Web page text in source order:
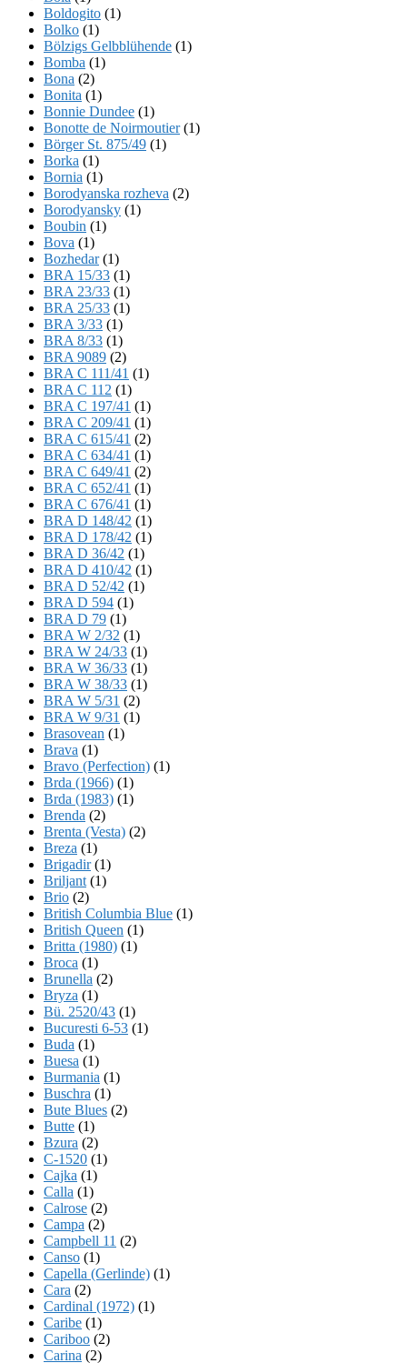
Boldogito (1)
Bolko (1)
Bölzigs Gelbblühende (1)
Bomba (1)
Bona (2)
Bonita (1)
Bonnie Dundee (1)
Bonotte de Noirmoutier(1)
Börger St. 875/49 (1)
Borka (1)
Bornia (1)
Borodyanska rozheva (2)
Borodyansky (1)
Boubin (1)
Bova (1)
Bozhedar(1)
BRA 15/33 (1)
BRA 23/33 (1)
BRA 25/33 (1)
BRA 3/33 (1)
BRA 8/33 (1)
BRA 9089 (2)
BRA C 111/41 (1)
BRA C 112 (1)
BRA C 197/41 (1)
BRA C 209/41 (1)
BRA C 615/41 (2)
BRA C 634/41 (1)
BRA C 649/41 (2)
BRA C 652/41 (1)
BRA C 676/41 (1)
BRA D 148/42 (1)
BRA D 178/42 (1)
BRA D 36/42 (1)
BRA D 410/42 (1)
BRA D 52/42 (1)
BRA D 594 (1)
BRA D 79 (1)
BRA W 2/32 (1)
BRA W 24/33 (1)
BRA W 36/33 (1)
BRA W 38/33 (1)
BRA W 5/31 (2)
BRA W 9/31 (1)
Brasovean (1)
Brava (1)
Bravo (Perfection) (1)
Brda (1966) (1)
Brda (1983) (1)
Brenda (2)
Brenta (Vesta) (2)
Breza (1)
Brigadir(1)
Briljant (1)
Brio (2)
British Columbia Blue (1)
British Queen (1)
Britta (1980) (1)
Broca (1)
Brunella (2)
Bryza (1)
Bü. 2520/43 (1)
Bucuresti 6-53 (1)
Buda (1)
Buesa (1)
Burmania (1)
Buschra (1)
Bute Blues (2)
Butte (1)
Bzura (2)
C-1520 (1)
Cajka (1)
Calla (1)
Calrose (2)
Campa (2)
Campbell 11 (2)
Canso (1)
Capella (Gerlinde) (1)
Cara (2)
Cardinal (1972) (1)
Caribe (1)
Cariboo (2)
Carina (2)